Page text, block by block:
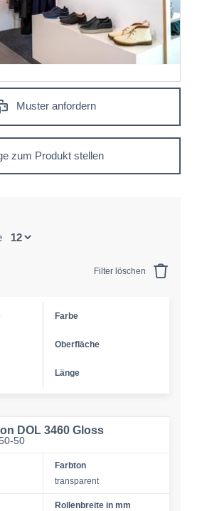
Muster anfordern
zum Produkt stellen
Filter löschen
Farbe
Oberfläche
Länge
DOL 3460 Gloss
50
Farbton
transparent
Rollenbreite in mm